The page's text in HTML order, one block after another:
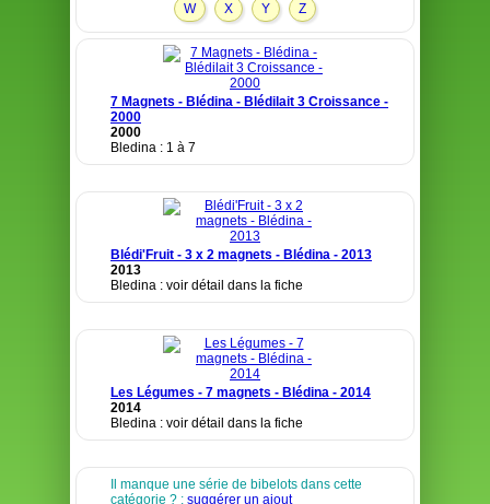
W X Y Z
7 Magnets - Blédina - Blédilait 3 Croissance -
2000
2000
Bledina : 1 à 7
Blédi'Fruit - 3 x 2 magnets - Blédina - 2013
2013
Bledina : voir détail dans la fiche
Les Légumes - 7 magnets - Blédina - 2014
2014
Bledina : voir détail dans la fiche
Il manque une série de bibelots dans cette
catégorie ? : suggérer un ajout